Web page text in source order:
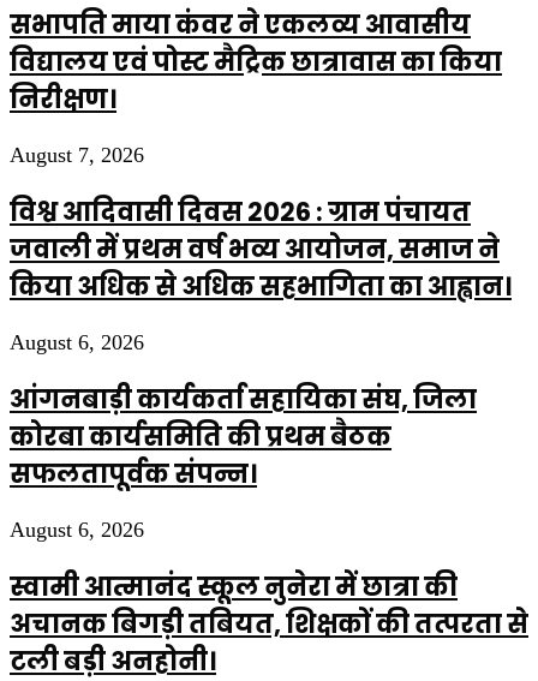
सभापति माया कंवर ने एकलव्य आवासीय
विद्यालय एवं पोस्ट मैट्रिक छात्रावास का किया
निरीक्षण।
August 7, 2026
विश्व आदिवासी दिवस 2026 : ग्राम पंचायत
जवाली में प्रथम वर्ष भव्य आयोजन, समाज ने
किया अधिक से अधिक सहभागिता का आह्वान।
August 6, 2026
आंगनबाड़ी कार्यकर्ता सहायिका संघ, जिला
कोरबा कार्यसमिति की प्रथम बैठक
सफलतापूर्वक संपन्न।
August 6, 2026
स्वामी आत्मानंद स्कूल नुनेरा में छात्रा की
अचानक बिगड़ी तबियत, शिक्षकों की तत्परता से
टली बड़ी अनहोनी।